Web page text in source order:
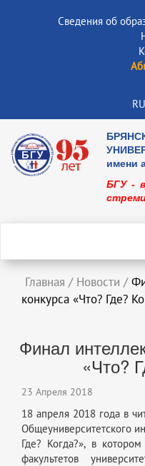
Сведения об
RU
имени
БГУ -
Главная / Новости /
конкурса «Что? Где?
Финал
«Что?
23 Апреля 2018
18 апреля 2018 года в
Общеуниверситетского
Где? Когда?», в
факультетов